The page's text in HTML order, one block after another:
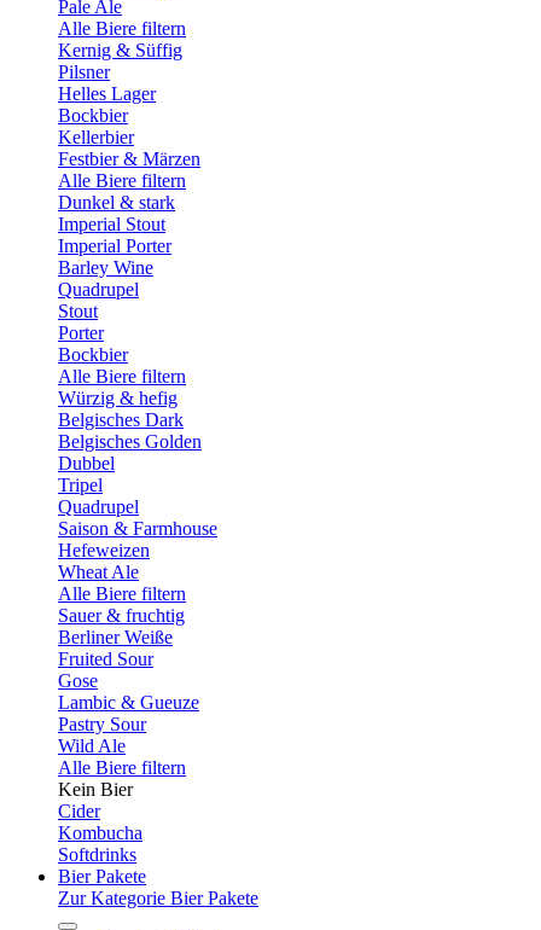
Pale Ale
Alle Biere filtern
Kernig & Süffig
Pilsner
Helles Lager
Bockbier
Kellerbier
Festbier & Märzen
Alle Biere filtern
Dunkel & stark
Imperial Stout
Imperial Porter
Barley Wine
Quadrupel
Stout
Porter
Bockbier
Alle Biere filtern
Würzig & hefig
Belgisches Dark
Belgisches Golden
Dubbel
Tripel
Quadrupel
Saison & Farmhouse
Hefeweizen
Wheat Ale
Alle Biere filtern
Sauer & fruchtig
Berliner Weiße
Fruited Sour
Gose
Lambic & Gueuze
Pastry Sour
Wild Ale
Alle Biere filtern
Kein Bier
Cider
Kombucha
Softdrinks
Bier Pakete
Zur Kategorie Bier Pakete